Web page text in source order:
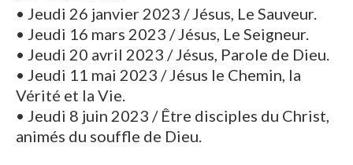
• Jeudi 26 janvier 2023 / Jésus, Le Sauveur.
• Jeudi 16 mars 2023 / Jésus, Le Seigneur.
• Jeudi 20 avril 2023 / Jésus, Parole de Dieu.
• Jeudi 11 mai 2023 / Jésus le Chemin, la
Vérité et la Vie.
• Jeudi 8 juin 2023 / Être disciples du Christ,
animés du souffle de Dieu.